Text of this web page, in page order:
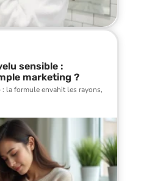
sensible :
marketing ?
la formule envahit les rayons,